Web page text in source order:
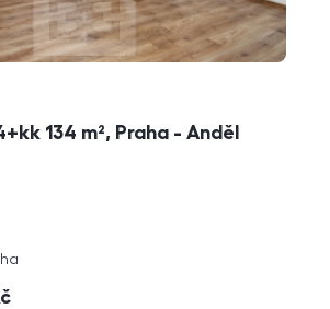
134 m², Praha - Anděl